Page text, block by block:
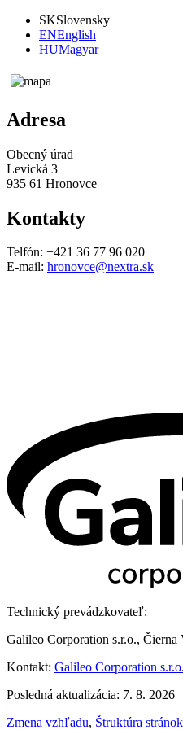
SKSlovensky
ENEnglish
HUMagyar
Adresa
Obecný úrad
Levická 3
935 61 Hronovce
Kontakty
Telfón: +421 36 77 96 020
E-mail: hronovce@nextra.sk
Technický prevádzkovateľ:
Galileo Corporation s.r.o., Čierna
Kontakt: Galileo Corporation s.r.o.
Posledná aktualizácia: 7. 8. 2026
Zmena vzhľadu, Štruktúra stránok